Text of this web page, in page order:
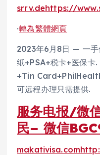
srrv.dehttps://
·轉為繁體網頁
2023年6月8日 — 一手
纸+PSA+税卡+医保
+Tin
可远程办理只需提供.
服务电报/微
民– 微信
makativisa.com